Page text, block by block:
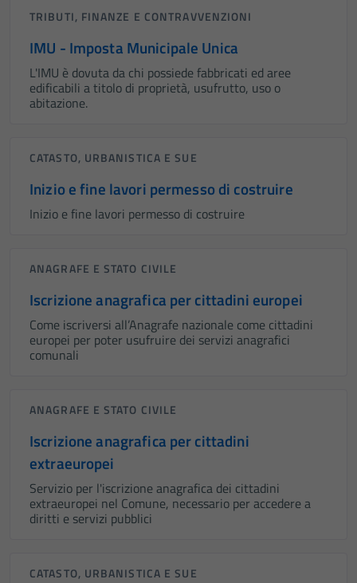
TRIBUTI, FINANZE E CONTRAVVENZIONI
IMU - Imposta Municipale Unica
L'IMU è dovuta da chi possiede fabbricati ed aree
edificabili a titolo di proprietà, usufrutto, uso o
abitazione.
CATASTO, URBANISTICA E SUE
Inizio e fine lavori permesso di costruire
Inizio e fine lavori permesso di costruire
ANAGRAFE E STATO CIVILE
Iscrizione anagrafica per cittadini europei
Come iscriversi all’Anagrafe nazionale come cittadini
europei per poter usufruire dei servizi anagrafici
comunali
ANAGRAFE E STATO CIVILE
Iscrizione anagrafica per cittadini
extraeuropei
Servizio per l'iscrizione anagrafica dei cittadini
extraeuropei nel Comune, necessario per accedere a
diritti e servizi pubblici
CATASTO, URBANISTICA E SUE